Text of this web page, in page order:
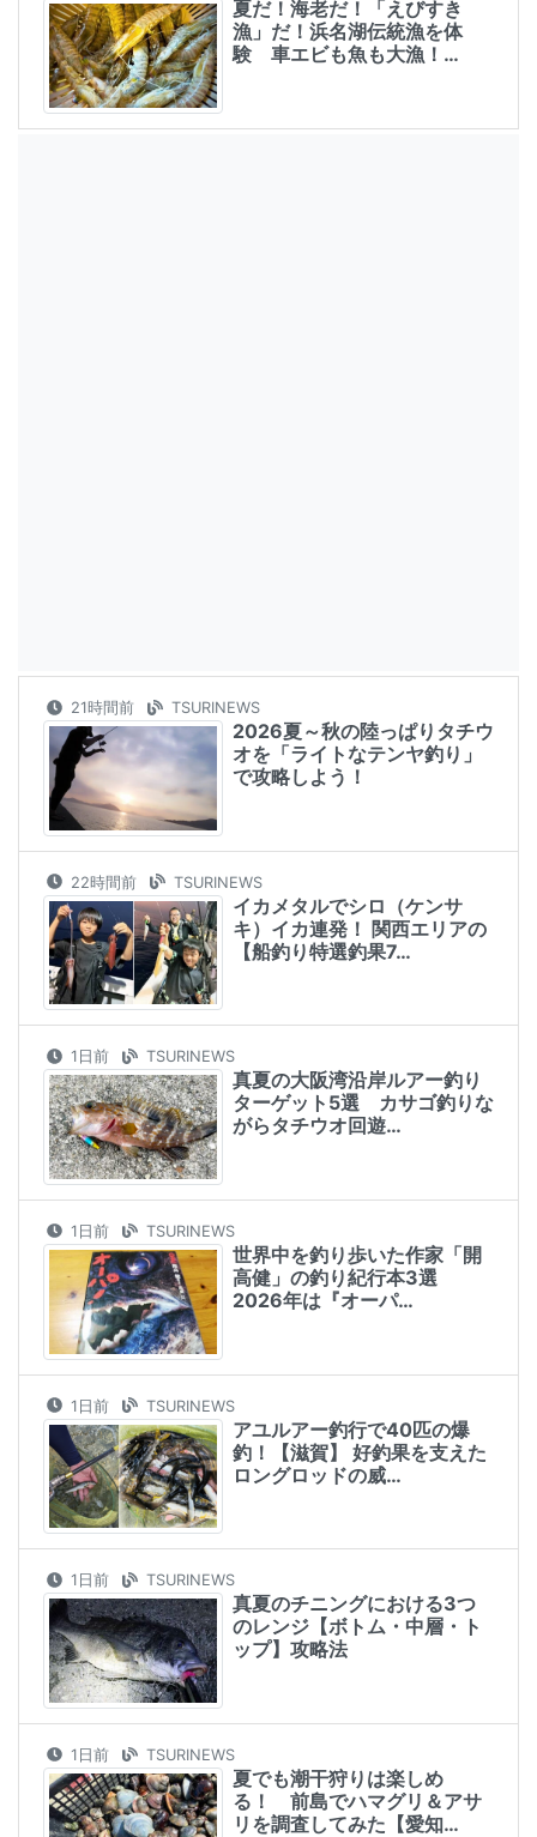
夏だ！海老だ！「えびすき
漁」だ！浜名湖伝統漁を体
験 車エビも魚も大漁！…
21時間前 TSURINEWS
2026夏～秋の陸っぱりタチウ
オを「ライトなテンヤ釣り」
で攻略しよう！
22時間前 TSURINEWS
イカメタルでシロ（ケンサ
キ）イカ連発！ 関西エリアの
【船釣り特選釣果7…
1日前 TSURINEWS
真夏の大阪湾沿岸ルアー釣り
ターゲット5選 カサゴ釣りな
がらタチウオ回遊…
1日前 TSURINEWS
世界中を釣り歩いた作家「開
高健」の釣り紀行本3選
2026年は『オーパ…
1日前 TSURINEWS
アユルアー釣行で40匹の爆
釣！【滋賀】 好釣果を支えた
ロングロッドの威…
1日前 TSURINEWS
真夏のチニングにおける3つ
のレンジ【ボトム・中層・ト
ップ】攻略法
1日前 TSURINEWS
夏でも潮干狩りは楽しめ
る！ 前島でハマグリ＆アサ
リを調査してみた【愛知…